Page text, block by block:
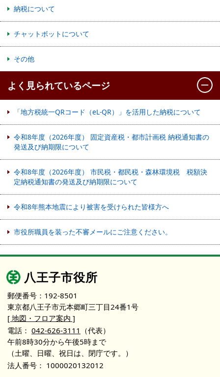
納税について
チャットボットについて
その他
よく見られているページ
「地方税統一QRコード（eL-QR）」を活用した納税について
令和8年度（2026年度） 固定資産税・都市計画税 納税通知書の
発送及び納期限について
令和8年度（2026年度） 市民税・都民税・森林環境税 税額決
定納税通知書の発送及び納期限について
令和8年熊本地震により被害を受けられた皆様方へ
市役所職員を装った不審メールにご注意ください。
八王子市役所
郵便番号：192-8501
東京都八王子市元本郷町三丁目24番1号
[ 地図・フロア案内 ]
電話： 042-626-3111 （代表）
午前8時30分から午後5時まで
（土曜、日曜、祝日は、閉庁です。）
法人番号： 1000020132012